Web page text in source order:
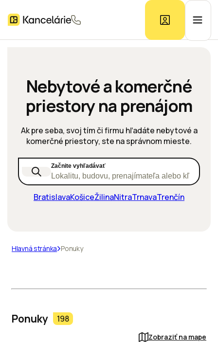
Prieskum trhu
Kontakt
Inzerát
Nebytové a komerčné
priestory na prenájom
Ak pre seba, svoj tím či firmu hľadáte nebytové a
komerčné priestory, ste na správnom mieste.
Začnite vyhľadávať
Lokalitu, budovu, prenajímateľa alebo kľúčové
BratislavaKošiceŽilinaNitraTrnavaTrenčín
Hlavná stránka Ponuky
Ponuky 198
Zobraziť na mape